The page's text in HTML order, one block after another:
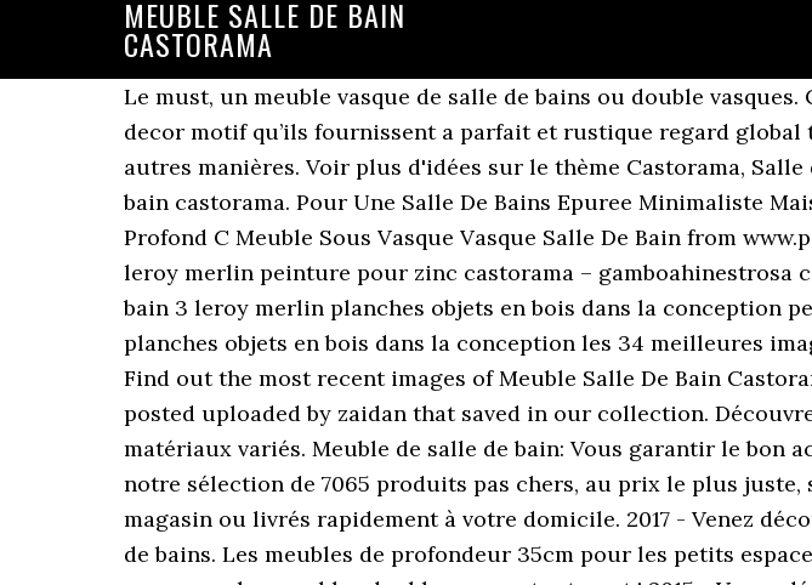
MEUBLE SALLE DE BAIN
CASTORAMA
Le must, un meuble vasque de salle de bains ou double
decor motif qu’ils fournissent a parfait et rustique regard
autres manières. Voir plus d'idées sur le thème Castorama,
bain castorama. Pour Une Salle De Bains Epuree Minimaliste
Profond C Meuble Sous Vasque Vasque Salle De Bain from
leroy merlin peinture pour zinc castorama – gamboahinestrosa
bain 3 leroy merlin planches objets en bois dans la conception
planches objets en bois dans la conception les 34 meilleures
Find out the most recent images of Meuble Salle De Bain
posted uploaded by zaidan that saved in our collection.
matériaux variés. Meuble de salle de bain: Vous garantir le bon
notre sélection de 7065 produits pas chers, au prix le plus
magasin ou livrés rapidement à votre domicile. 2017 - Venez
de bains. Les meubles de profondeur 35cm pour les petits